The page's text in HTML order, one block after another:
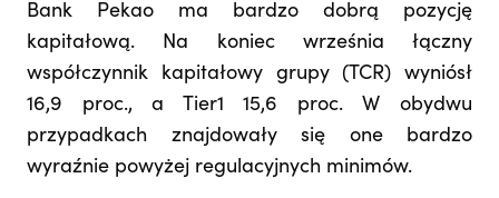
Bank Pekao ma bardzo dobrą pozycję
kapitałową. Na koniec września łączny
współczynnik kapitałowy grupy (TCR) wyniósł
16,9 proc., a Tier1 15,6 proc. W obydwu
przypadkach znajdowały się one bardzo
wyraźnie powyżej regulacyjnych minimów.